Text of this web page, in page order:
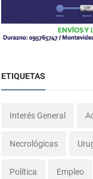
ETIQUETAS
Interés General
Necrológicas
Política Empleo